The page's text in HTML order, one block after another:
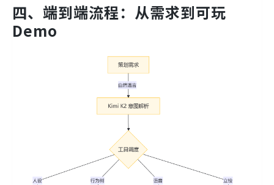
四、端到端流程：从需求到可玩
Demo